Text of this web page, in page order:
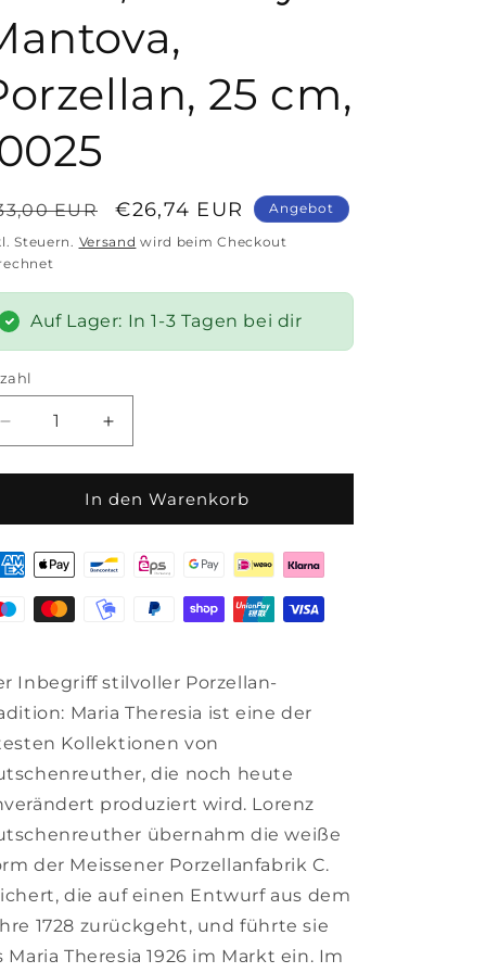
25 cm,
EUR Verkaufspreis
€26,74 EUR Angebot
Steuern. Versand wird beim Checkout
Auf Lager: In 1-3 Tagen bei dir
Verringere
die
Menge
Hutschenreuther
Theresia
mit
Mantova,
Porzellan,
cm,
10025
Erhöhe
die
Menge
für
Hutschenreuther
Theresia
mit
Mantova,
Porzellan,
cm,
10025
In den Warenkorb
Inbegriff stilvoller Porzellan-
Maria Theresia ist eine der
Kollektionen von
die noch heute
produziert wird. Lorenz
übernahm die weiße
der Meissener Porzellanfabrik C.
die auf einen Entwurf aus dem
1728 zurückgeht, und führte sie
Maria Theresia 1926 im Markt ein. Im